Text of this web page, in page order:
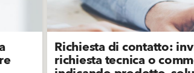
Richiesta di contatto:
richiesta tecnica o